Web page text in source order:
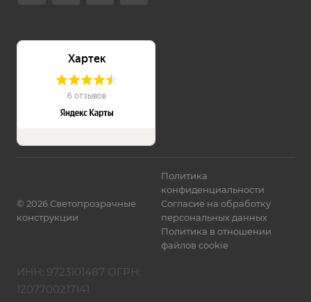
© 2026 Светопрозрачные
конструкции
Политика
конфиденциальности
Согласие на обработку
персональных данных
Политика в отношении
файлов cookie
ИНН: 9723101487 ОГРН:
1207700217141